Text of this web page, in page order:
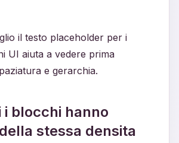
il testo placeholder per i
UI aiuta a vedere prima
e gerarchia.
blocchi hanno
stessa densita